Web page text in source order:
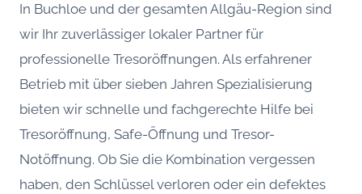
In Buchloe und der gesamten Allgäu-Region sind
wir Ihr zuverlässiger lokaler Partner für
professionelle Tresoröffnungen. Als erfahrener
Betrieb mit über sieben Jahren Spezialisierung
bieten wir schnelle und fachgerechte Hilfe bei
Tresoröffnung, Safe-Öffnung und Tresor-
Notöffnung. Ob Sie die Kombination vergessen
haben, den Schlüssel verloren oder ein defektes